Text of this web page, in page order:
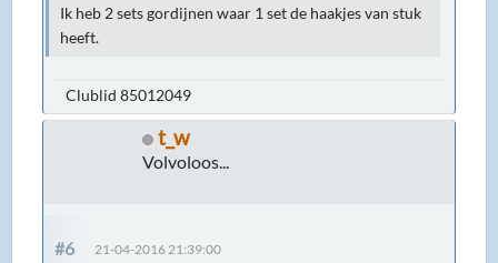
Ik heb 2 sets gordijnen waar 1 set de haakjes van stuk
heeft.
Clublid 85012049
t_w
Volvoloos...
#6 21-04-2016 21:39:00